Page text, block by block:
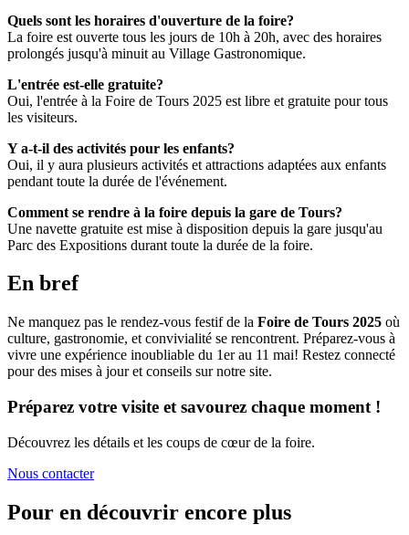
Quels sont les horaires d'ouverture de la foire?
La foire est ouverte tous les jours de 10h à 20h, avec des horaires
prolongés jusqu'à minuit au Village Gastronomique.
L'entrée est-elle gratuite?
Oui, l'entrée à la Foire de Tours 2025 est libre et gratuite pour tous
les visiteurs.
Y a-t-il des activités pour les enfants?
Oui, il y aura plusieurs activités et attractions adaptées aux enfants
pendant toute la durée de l'événement.
Comment se rendre à la foire depuis la gare de Tours?
Une navette gratuite est mise à disposition depuis la gare jusqu'au
Parc des Expositions durant toute la durée de la foire.
En bref
Ne manquez pas le rendez-vous festif de la Foire de Tours 2025 où
culture, gastronomie, et convivialité se rencontrent. Préparez-vous à
vivre une expérience inoubliable du 1er au 11 mai! Restez connecté
pour des mises à jour et conseils sur notre site.
Préparez votre visite et savourez chaque moment !
Découvrez les détails et les coups de cœur de la foire.
Nous contacter
Pour en découvrir encore plus